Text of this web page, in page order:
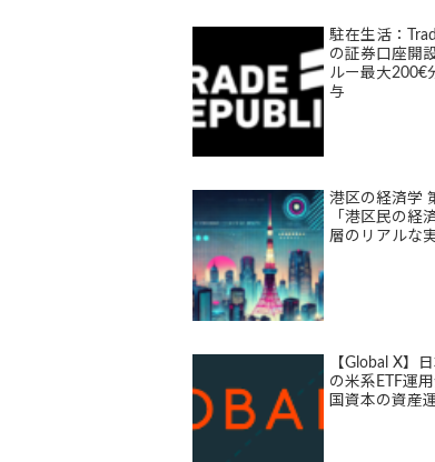
駐在生活：
の証券口座開
ルー最大200€
与
港区の経済学
「港区民の経
層のリアルな
【Global X】
の米系ETF運
国資本の資産